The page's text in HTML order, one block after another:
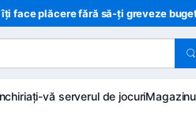
face plăcere fără să-ți greveze
vă serverul de jocuri